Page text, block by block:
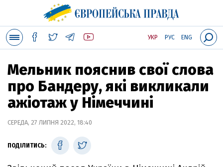
УКР РУС ENG
Мельник пояснив свої слова
про Бандеру, які викликали
ажіотаж у Німеччині
СЕРЕДА, 27 ЛИПНЯ 2022, 18:40
ПОДІЛИТИСЬ: